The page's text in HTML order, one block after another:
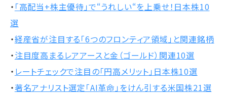
・ 「高配当+株主優待」で“うれしい“を上乗せ！日本株10
選
・経産省が注目する「6つのフロンティア領域」と関連銘柄
・注目度高まるレアアースと金（ゴールド）関連10選
・ レートチェックで注目の「円高メリット」日本株10選
・著名アナリスト選定「AI革命」をけん引する米国株21選